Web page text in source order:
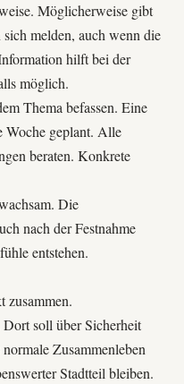
Möglicherweise gibt
melden, auch wenn die
hilft bei der
möglich.
Thema befassen. Eine
Woche geplant. Alle
beraten. Konkrete
Die
nach der Festnahme
entstehen.
zusammen.
soll über Sicherheit
Zusammenleben
Stadtteil bleiben.